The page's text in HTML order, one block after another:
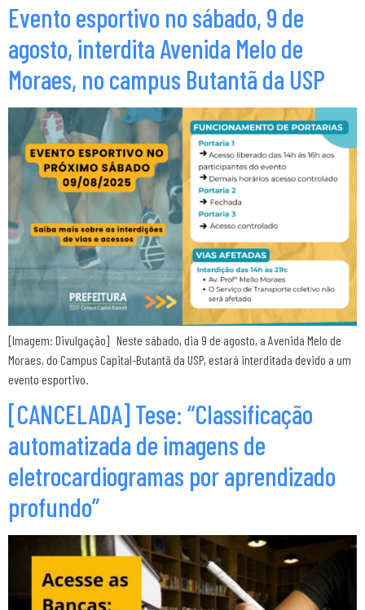
Evento esportivo no sábado, 9 de
agosto, interdita Avenida Melo de
Moraes, no campus Butantã da USP
[Imagem: Divulgação] Neste sábado, dia 9 de agosto, a Avenida Melo de
Moraes, do Campus Capital-Butantã da USP, estará interditada devido a um
evento esportivo.
[CANCELADA] Tese: “Classificação
automatizada de imagens de
eletrocardiogramas por aprendizado
profundo”